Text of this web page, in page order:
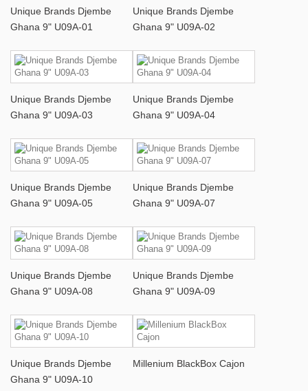
Unique Brands Djembe
Ghana 9" U09A-01
Unique Brands Djembe
Ghana 9" U09A-02
Unique Brands Djembe
Ghana 9" U09A-03
Unique Brands Djembe
Ghana 9" U09A-04
Unique Brands Djembe
Ghana 9" U09A-05
Unique Brands Djembe
Ghana 9" U09A-07
Unique Brands Djembe
Ghana 9" U09A-08
Unique Brands Djembe
Ghana 9" U09A-09
Unique Brands Djembe
Ghana 9" U09A-10
Millenium BlackBox Cajon